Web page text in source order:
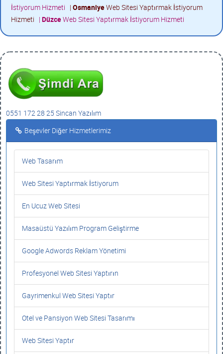
İstiyorum Hizmeti | OsmaniyeWeb Sitesi Yaptırmak İstiyorum
Hizmeti | DüzceWeb Sitesi Yaptırmak İstiyorum Hizmeti
0551 172 28 25 Sincan Yazılım
Beşevler Diğer Hizmetlerimiz
Web Tasarım
Web Sitesi Yaptırmak İstiyorum
En Ucuz Web Sitesi
Masaüstü Yazılım Program Geliştirme
Google Adwords Reklam Yönetimi
Profesyonel Web Sitesi Yaptırın
Gayrimenkul Web Sitesi Yaptır
Otel ve Pansiyon Web Sitesi Tasarımı
Web Sitesi Yaptır